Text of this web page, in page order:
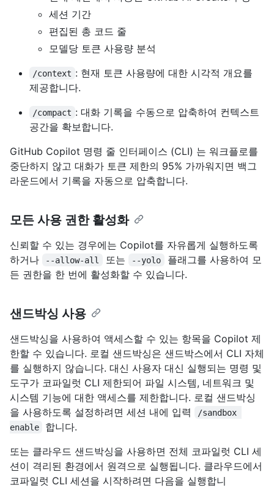
세션 기간
편집된 총 코드 줄
모델당 토큰 사용량 분석
/context : 현재 토큰 사용량에 대한 시각적 개요를
제공합니다.
/compact : 대화 기록을 수동으로 압축하여 컨텍스트
공간을 확보합니다.
GitHub Copilot 명령 줄 인터페이스 (CLI) 는 워크플로를
중단하지 않고 대화가 토큰 제한의 95% 가까워지면 백그
라운드에서 기록을 자동으로 압축합니다.
모든 사용 권한 활성화
신뢰할 수 있는 경우에는 Copilot를 자유롭게 실행하도록
하거나
--allow-all 또는 --yolo
플래그를 사용하여 모
든 권한을 한 번에 활성화할 수 있습니다.
샌드박싱 사용
샌드박싱을 사용하여 액세스할 수 있는 항목을 Copilot 제
한할 수 있습니다. 로컬 샌드박싱은 샌드박스에서 CLI 자체
를 실행하지 않습니다. 대신 사용자 대신 실행되는 명령 및
도구가 코파일럿 CLI 제한되어 파일 시스템, 네트워크 및
시스템 기능에 대한 액세스를 제한합니다. 로컬 샌드박싱
을 사용하도록 설정하려면 세션 내에 입력
/sandbox
enable
합니다.
또는 클라우드 샌드박싱을 사용하면 전체 코파일럿 CLI 세
션이 격리된 환경에서 원격으로 실행됩니다. 클라우드에서
코파일럿 CLI 세션을 시작하려면 다음을 실행합니